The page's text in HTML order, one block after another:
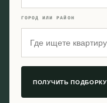
ГОРОД ИЛИ РАЙОН
ПОЛУЧИТЬ ПОДБОРКУ